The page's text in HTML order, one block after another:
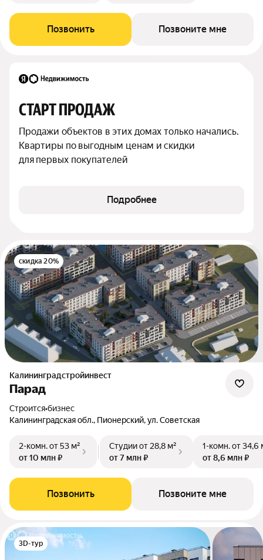
Позвонить Позвоните мне
СТАРТ ПРОДАЖ
Продажи объектов в этих домах только начались.
Квартиры по выгодным ценам и скидки
для первых покупателей
Подробнее
скидка 20%
Калининградстройинвест
Парад
Строится•бизнес
Калининградская обл., Пионерский, ул. Советская
2-комн.от 53 м²
от 10 млн ₽
Студииот 28,8 м²
от 7 млн ₽
1-комн.от 34,6
от 8,6 млн ₽
Позвонить Позвоните мне
3D-тур